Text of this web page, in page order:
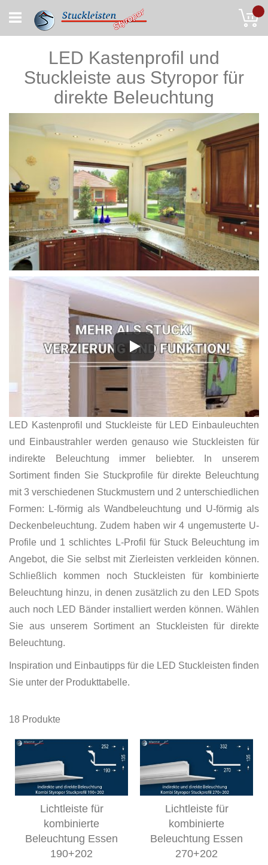
to
Content
LED Kastenprofil und
Stuckleiste aus Styropor für
direkte Beleuchtung
LED Kastenprofil und Stuckleiste für LED Einbauleuchten
und Einbaustrahler werden genauso wie Stuckleisten für
indirekte Beleuchtung immer beliebter. In unserem
Sortiment finden Sie Stuckprofile für direkte Beleuchtung
mit 3 verschiedenen Stuckmustern und 2 unterschiedlichen
Formen: L-förmig als Wandbeleuchtung und U-förmig als
Deckenbeleuchtung. Zudem haben wir 4 ungemusterte U-
Profile und 1 schlichtes L-Profil für Stuck Beleuchtung im
Angebot, die Sie selbst mit Zierleisten verkleiden können.
Schließlich kommen noch Stuckleisten für kombinierte
Beleuchtung hinzu, in denen zusätzlich zu den LED Spots
auch noch LED Bänder installiert werden können. Wählen
Sie aus unserem Sortiment an Stuckleisten für direkte
Beleuchtung.
Inspiration und Einbautipps für die LED Stuckleisten finden
Sie unter der Produkttabelle.
18 Produkte
Lichtleiste für
kombinierte
Beleuchtung Essen
190+202
Lichtleiste für
kombinierte
Beleuchtung Essen
270+202